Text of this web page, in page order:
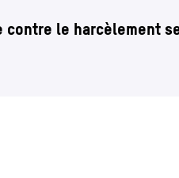
contre le harcèlement